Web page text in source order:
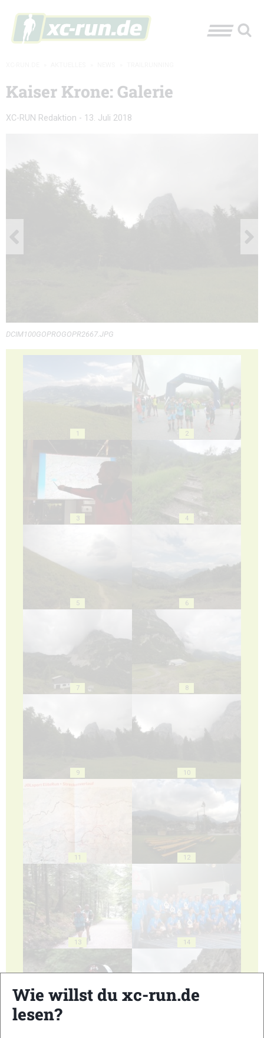
Kaiser Krone: Galerie
XC-RUN Redaktion - 13. Juli 2018
DCIM100GOPROGOPR2667.JPG
1 2
3 4
5 6
7 8
9 10
11 12
13 14
Wie willst du xc-run.de
lesen?